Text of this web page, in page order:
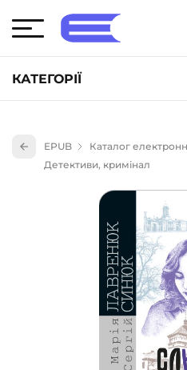
КАТЕГОРІЇ
Книги для дітей (836)
Науково-популярна
Навчальна література та
Енциклопедії, довідники,
Подарункові сертифікати (1)
EPUB
Каталог
Детективи, кримінал